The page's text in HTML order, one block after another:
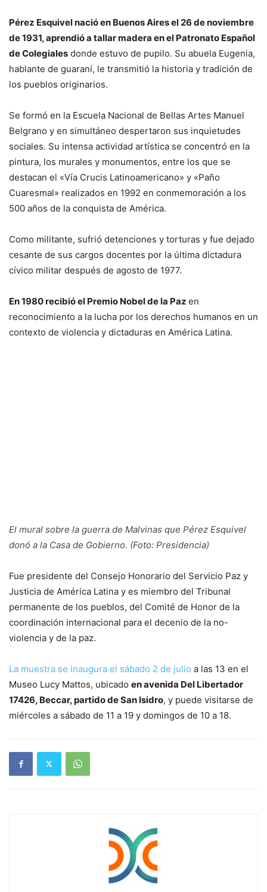
Pérez Esquivel nació en Buenos Aires el 26 de noviembre
de 1931, aprendió a tallar madera en el Patronato Español
de Colegiales donde estuvo de pupilo. Su abuela Eugenia,
hablante de guaraní, le transmitió la historia y tradición de
los pueblos originarios.
Se formó en la Escuela Nacional de Bellas Artes Manuel
Belgrano y en simultáneo despertaron sus inquietudes
sociales. Su intensa actividad artística se concentró en la
pintura, los murales y monumentos, entre los que se
destacan el «Vía Crucis Latinoamericano» y «Paño
Cuaresmal» realizados en 1992 en conmemoración a los
500 años de la conquista de América.
Como militante, sufrió detenciones y torturas y fue dejado
cesante de sus cargos docentes por la última dictadura
cívico militar después de agosto de 1977.
En 1980 recibió el Premio Nobel de la Paz en
reconocimiento a la lucha por los derechos humanos en un
contexto de violencia y dictaduras en América Latina.
El mural sobre la guerra de Malvinas que Pérez Esquivel
donó a la Casa de Gobierno. (Foto: Presidencia)
Fue presidente del Consejo Honorario del Servicio Paz y
Justicia de América Latina y es miembro del Tribunal
permanente de los pueblos, del Comité de Honor de la
coordinación internacional para el decenio de la no-
violencia y de la paz.
La muestra se inaugura el sábado 2 de julio a las 13 en el
Museo Lucy Mattos, ubicado en avenida Del Libertador
17426, Beccar, partido de San Isidro, y puede visitarse de
miércoles a sábado de 11 a 19 y domingos de 10 a 18.